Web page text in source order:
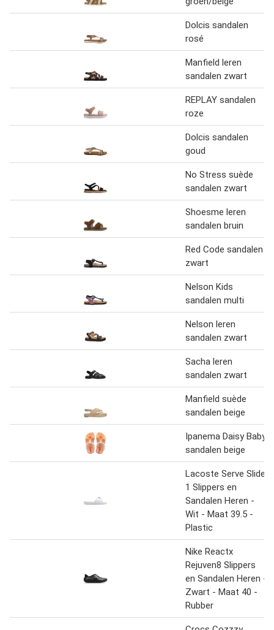
Dolcis sandalen
rosé
Manfield leren
sandalen zwart
REPLAY sandalen
roze
Dolcis sandalen
goud
No Stress suède
sandalen zwart
Shoesme leren
sandalen bruin
Red Code sandalen
zwart
Nelson Kids
sandalen multi
Nelson leren
sandalen zwart
Sacha leren
sandalen zwart
Manfield suède
sandalen beige
Ipanema Daisy Baby
sandalen beige
Lacoste Serve Slide
1 Slippers en
Sandalen Heren -
Wit - Maat 39.5 -
Plastic
Nike Reactx
Rejuven8 Slippers
en Sandalen Heren -
Zwart - Maat 40 -
Rubber